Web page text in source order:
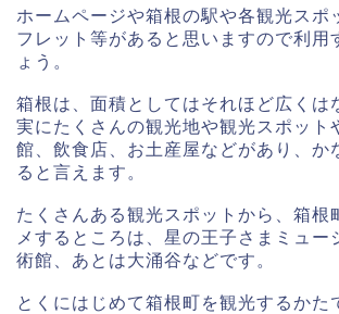
ホームページや箱根の駅や各観光スポ
フレット等があると思いますので利用
ょう。
箱根は、面積としてはそれほど広くは
実にたくさんの観光地や観光スポット
館、飲食店、お土産屋などがあり、か
ると言えます。
たくさんある観光スポットから、箱根
メするところは、星の王子さまミュー
術館、あとは大涌谷などです。
とくにはじめて箱根町を観光するかた